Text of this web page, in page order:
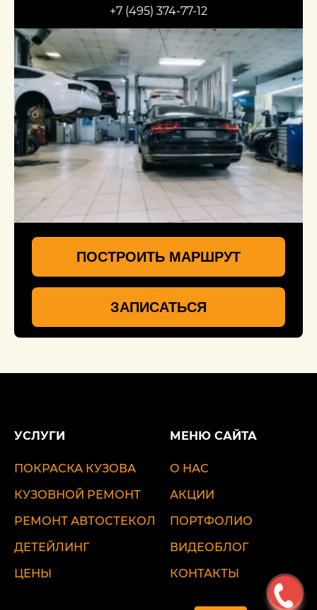
+7 (495) 374-77-12
ПОСТРОИТЬ МАРШРУТ
ЗАПИСАТЬСЯ
УСЛУГИ
ПОКРАСКА КУЗОВА
КУЗОВНОЙ РЕМОНТ
РЕМОНТ АВТОСТЕКОЛ
ДЕТЕЙЛИНГ
ЦЕНЫ
МЕНЮ САЙТА
О НАС
АКЦИИ
ПОРТФОЛИО
ВИДЕОБЛОГ
КОНТАКТЫ